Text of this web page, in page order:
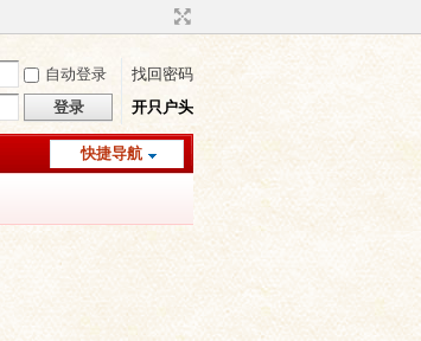
自动登录
找回密码
登录 开只户头
快捷导航